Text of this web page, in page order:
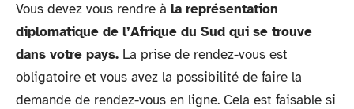
Vous devez vous rendre à la représentation
diplomatique de l’Afrique du Sud qui se trouve
dans votre pays. La prise de rendez-vous est
obligatoire et vous avez la possibilité de faire la
demande de rendez-vous en ligne. Cela est faisable si